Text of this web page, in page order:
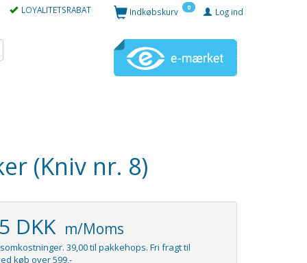
LOYALITETSRABAT Log ind
Indkøbskurv 0
(Kniv nr. 8)
DKK m/Moms
39,00 til pakkehops. Fri fragt til
køb over 599,-